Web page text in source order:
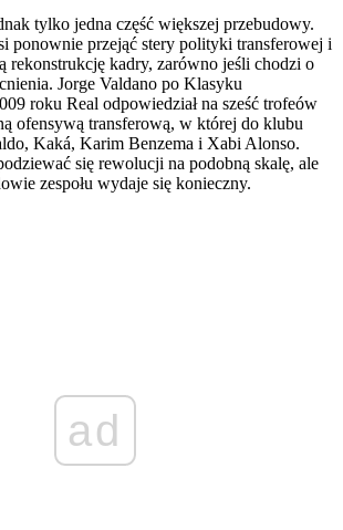
tylko jedna część większej przebudowy.
ponownie przejąć stery polityki transferowej i
rekonstrukcję kadry, zarówno jeśli chodzi o
Jorge Valdano po Klasyku
roku Real odpowiedział na sześć trofeów
ofensywą transferową, w której do klubu
Kaká, Karim Benzema i Xabi Alonso.
się rewolucji na podobną skalę, ale
zespołu wydaje się konieczny.
ad